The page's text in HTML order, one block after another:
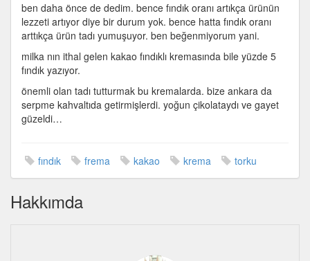
ben daha önce de dedim. bence fındık oranı artıkça ürünün
lezzeti artıyor diye bir durum yok. bence hatta fındık oranı
arttıkça ürün tadı yumuşuyor. ben beğenmiyorum yani.
milka nın ithal gelen kakao fındıklı kremasında bile yüzde 5
fındık yazıyor.
önemli olan tadı tutturmak bu kremalarda. bize ankara da
serpme kahvaltıda getirmişlerdi. yoğun çikolataydı ve gayet
güzeldi…
fındık frema kakao krema torku
Hakkımda